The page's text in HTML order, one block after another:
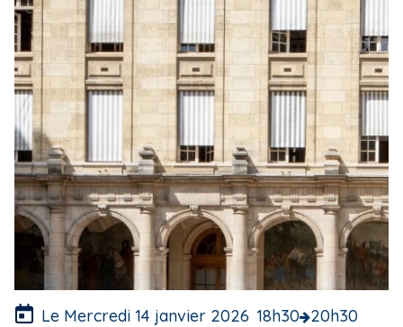
a
g
e
d
e
o
u
v
e
r
u
r
e
Le Mercredi 14 janvier 2026 18h30 20h30